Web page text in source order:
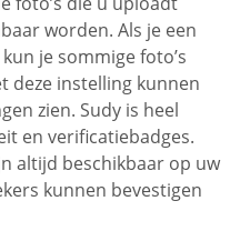
worden. Als je een
je sommige foto’s
deze instelling kunnen
zien. Sudy is heel
en verificatiebadges.
altijd beschikbaar op uw
kunnen bevestigen